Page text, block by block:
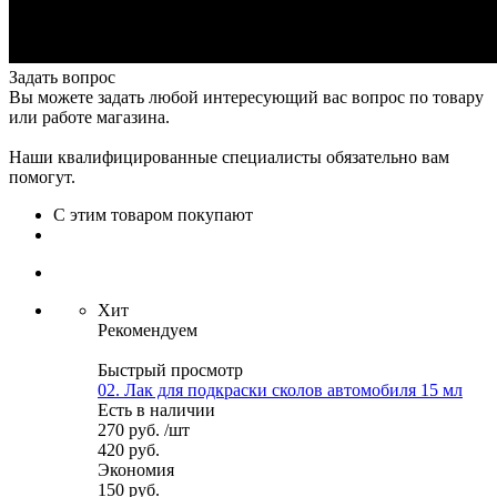
Задать вопрос
Вы можете задать любой интересующий вас вопрос по товару
или работе магазина.
Наши квалифицированные специалисты обязательно вам
помогут.
С этим товаром покупают
Хит
Рекомендуем
Быстрый просмотр
02. Лак для подкраски сколов автомобиля 15 мл
Есть в наличии
270 руб. /шт
420 руб.
Экономия
150 руб.